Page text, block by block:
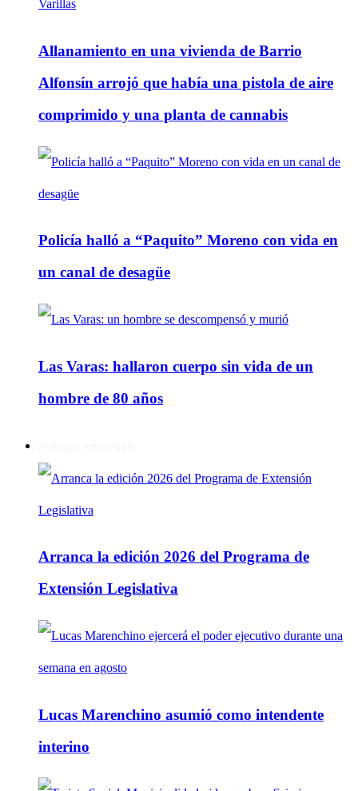
Allanamiento en una vivienda de Barrio
Alfonsín arrojó que había una pistola de aire
comprimido y una planta de cannabis
Policía halló a “Paquito” Moreno con vida en
un canal de desagüe
Las Varas: hallaron cuerpo sin vida de un
hombre de 80 años
Arranca la edición 2026 del Programa de
Extensión Legislativa
Lucas Marenchino asumió como intendente
interino